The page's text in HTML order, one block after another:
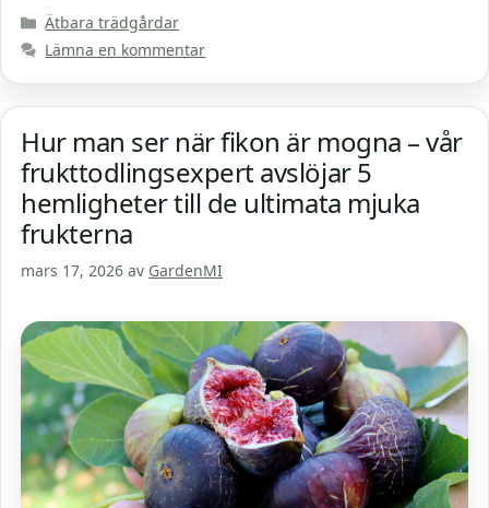
Kategorier
Ätbara trädgårdar
Lämna en kommentar
Hur man ser när fikon är mogna – vår
frukttodlingsexpert avslöjar 5
hemligheter till de ultimata mjuka
frukterna
mars 17, 2026 av GardenMI